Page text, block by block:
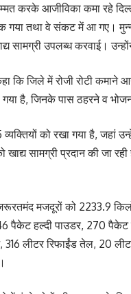
करके आजीविका कमा रहे
तथा वे संकट में आ गए।
सामग्री उपलब्ध करवाई।
कि जिले में रोजी रोटी
गया है, जिनके पास ठहरने व
को रखा गया है, जहां
सामग्री प्रदान की जा
मजदूरों को 2233.9
पैकेट हल्दी पाउडर, 270
316 लीटर रिफाईंड तेल, 20